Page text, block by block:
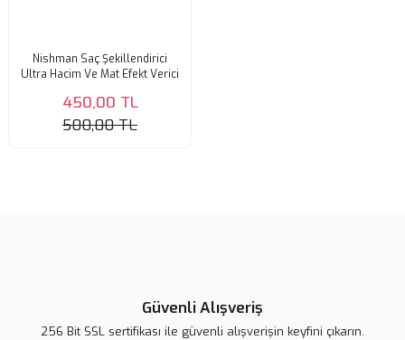
Nishman Saç Şekillendirici
Ultra Hacim Ve Mat Efekt Verici
450,00 TL
500,00 TL
Güvenli Alışveriş
256 Bit SSL sertifikası ile güvenli alışverişin keyfini çıkarın.